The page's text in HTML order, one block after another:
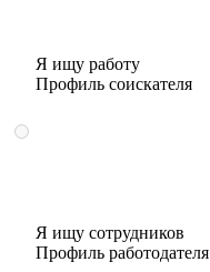
Я ищу работу
Профиль соискателя
Я ищу сотрудников
Профиль работодателя